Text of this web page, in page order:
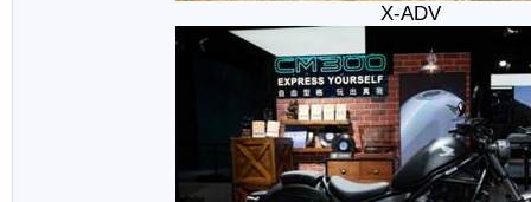
X-ADV